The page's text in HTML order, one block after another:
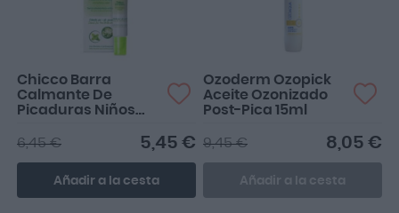
Chicco Barra
Calmante De
Picaduras Niños
5,45 €
6,45 €
Añadir a la cesta
Ozoderm Ozopick
Aceite Ozonizado
Post-Pica 15ml
8,05 €
9,45 €
Añadir a la cesta